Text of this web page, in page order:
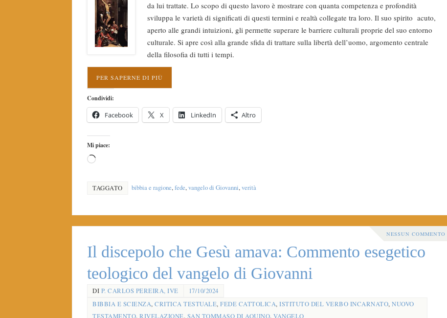
da lui trattate. Lo scopo di questo lavoro è mostrare con quanta competenza e profondità
sviluppa le varietà di significati di questi termini e realtà collegate tra loro. Il suo spirito acuto,
aperto alle grandi intuizioni, gli permette superare le barriere culturali proprie del suo entorno
culturale. Si apre così alla grande sfida di trattare sulla libertà dell’uomo, argomento centrale
della filosofia di tutti i tempi.
PER SAPERNE DI PIÙ
Condividi:
Facebook X LinkedIn Altro
Mi piace:
TAGGATO bibbia e ragione,fede,vangelo di Giovanni,verità
NESSUN COMMENTO
Il discepolo che Gesù amava: Commento esegetico
teologico del vangelo di Giovanni
DI P. CARLOS PEREIRA, IVE
17/10/2024
BIBBIA E SCIENZA, CRITICA TESTUALE, FEDE CATTOLICA, ISTITUTO DEL VERBO INCARNATO, NUOVO